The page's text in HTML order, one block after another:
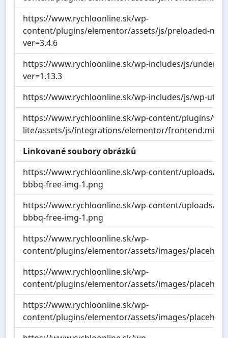
https://www.rychloonline.sk/wp-
content/plugins/elementor/assets/js/preloaded-
ver=3.4.6
https://www.rychloonline.sk/wp-includes/js/
ver=1.13.3
https://www.rychloonline.sk/wp-includes/js/wp-
https://www.rychloonline.sk/wp-content/plugins/
lite/assets/js/integrations/elementor/
Linkované soubory obrázků
https://www.rychloonline.sk/wp-content/uploads/
bbbq-free-img-1.png
https://www.rychloonline.sk/wp-content/uploads/
bbbq-free-img-1.png
https://www.rychloonline.sk/wp-
content/plugins/elementor/assets/images/
https://www.rychloonline.sk/wp-
content/plugins/elementor/assets/images/
https://www.rychloonline.sk/wp-
content/plugins/elementor/assets/images/